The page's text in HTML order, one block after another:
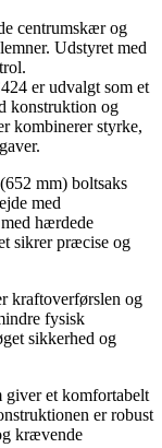
centrumskær og
Udstyret med
er udvalgt som et
konstruktion og
kombinerer styrke,
mm) boltsaks
med
hærdede
sikrer præcise og
kraftoverførslen og
fysisk
sikkerhed og
giver et komfortabelt
er robust
krævende